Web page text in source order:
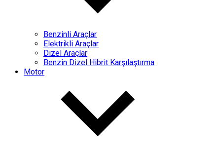
Benzinli Araçlar
Elektrikli Araçlar
Dizel Araçlar
Benzin Dizel Hibrit Karşılaştırma
Motor